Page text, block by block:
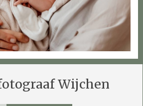
Wijchen